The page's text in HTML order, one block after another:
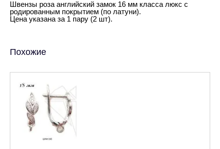
Швензы роза английский замок 16 мм класса люкс с
родированным покрытием (по латуни).
Цена указана за 1 пару (2 шт).
Похожие